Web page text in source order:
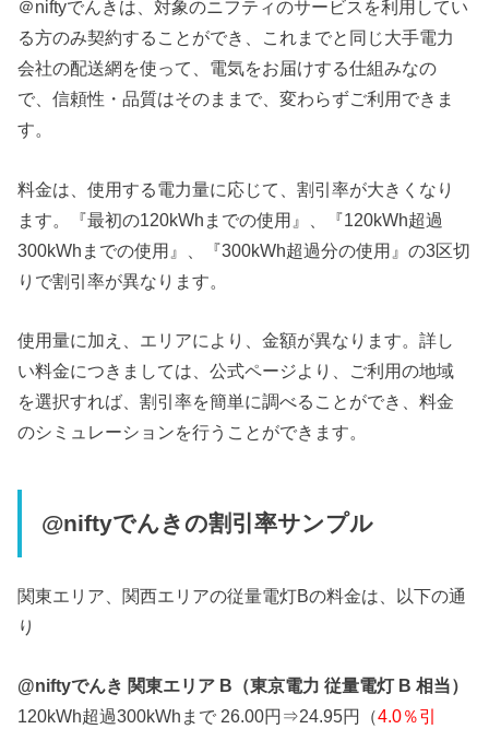
＠niftyでんきは、対象のニフティのサービスを利用してい
る方のみ契約することができ、これまでと同じ大手電力
会社の配送網を使って、電気をお届けする仕組みなの
で、信頼性・品質はそのままで、変わらずご利用できま
す。
料金は、使用する電力量に応じて、割引率が大きくなり
ます。『最初の120kWhまでの使用』、『120kWh超過
300kWhまでの使用』、『300kWh超過分の使用』の3区切
りで割引率が異なります。
使用量に加え、エリアにより、金額が異なります。詳し
い料金につきましては、公式ページより、ご利用の地域
を選択すれば、割引率を簡単に調べることができ、料金
のシミュレーションを行うことができます。
@niftyでんきの割引率サンプル
関東エリア、関西エリアの従量電灯Bの料金は、以下の通
り
@niftyでんき 関東エリア B（東京電力 従量電灯 B 相当）
120kWh超過300kWhまで 26.00円⇒24.95円（4.0％引